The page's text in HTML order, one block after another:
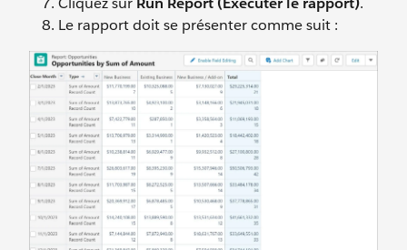
Le rapport doit se présenter comme suit :